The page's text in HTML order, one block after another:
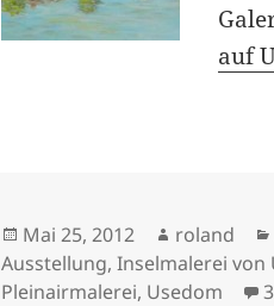
auf
Veröffentlicht
am
Mai 25, 2012 Autor
roland
Ausstellung,Inselmalerei von
Pleinairmalerei, Usedom